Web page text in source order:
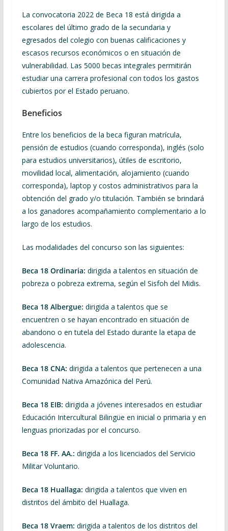
La convocatoria 2022 de Beca 18 está dirigida a
escolares del último grado de la secundaria y
egresados del colegio con buenas calificaciones y
escasos recursos económicos o en situación de
vulnerabilidad. Las 5000 becas integrales permitirán
estudiar una carrera profesional con todos los gastos
cubiertos por el Estado peruano.
Beneficios
Entre los beneficios de la beca figuran matrícula,
pensión de estudios (cuando corresponda), inglés (solo
para estudios universitarios), útiles de escritorio,
movilidad local, alimentación, alojamiento (cuando
corresponda), laptop y costos administrativos para la
obtención del grado y/o titulación. También se brindará
a los ganadores acompañamiento complementario a lo
largo de los estudios.
Las modalidades del concurso son las siguientes:
Beca 18 Ordinaria: dirigida a talentos en situación de
pobreza o pobreza extrema, según el Sisfoh del Midis.
Beca 18 Albergue: dirigida a talentos que se
encuentren o se hayan encontrado en situación de
abandono o en tutela del Estado durante la etapa de
adolescencia.
Beca 18 CNA: dirigida a talentos que pertenecen a una
Comunidad Nativa Amazónica del Perú.
Beca 18 EIB: dirigida a jóvenes interesados en estudiar
Educación Intercultural Bilingüe en inicial o primaria y en
lenguas priorizadas por el concurso.
Beca 18 FF. AA.: dirigida a los licenciados del Servicio
Militar Voluntario.
Beca 18 Huallaga: dirigida a talentos que viven en
distritos del ámbito del Huallaga.
Beca 18 Vraem: dirigida a talentos de los distritos del